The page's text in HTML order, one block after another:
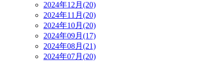
2024年12月(20)
2024年11月(20)
2024年10月(20)
2024年09月(17)
2024年08月(21)
2024年07月(20)